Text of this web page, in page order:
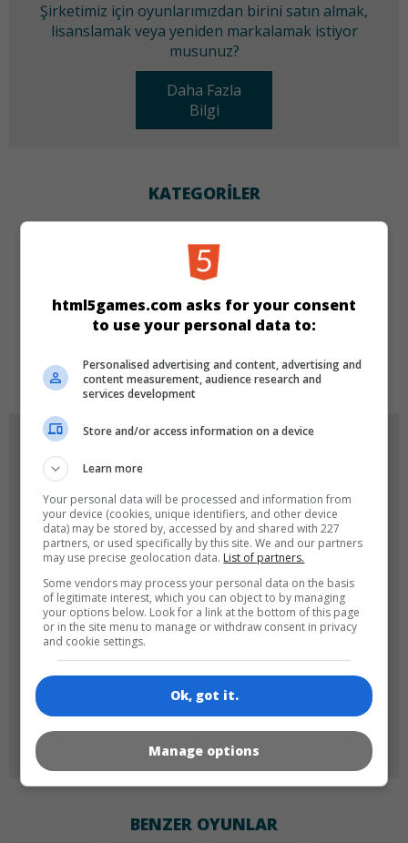
Şirketimiz için oyunlarımızdan birini satın almak,
lisanslamak veya yeniden markalamak istiyor
musunuz?
Daha Fazla
Bilgi
KATEGORILER
DILLER
de tr en
OYUN RESIMLERI
180x180 120x120
60x60
BENZER OYUNLAR
html5games.com asks for your consent
to use your personal data to:
Personalised advertising and content, advertising and
content measurement, audience research and
services development
Store and/or access information on a device
Learn more
Your personal data will be processed and information from
your device (cookies, unique identifiers, and other device
data) may be stored by, accessed by and shared with 227
partners, or used specifically by this site. We and our partners
may use precise geolocation data. List of partners.
Some vendors may process your personal data on the basis
of legitimate interest, which you can object to by managing
your options below. Look for a link at the bottom of this page
or in the site menu to manage or withdraw consent in privacy
and cookie settings.
Ok, got it.
Manage options